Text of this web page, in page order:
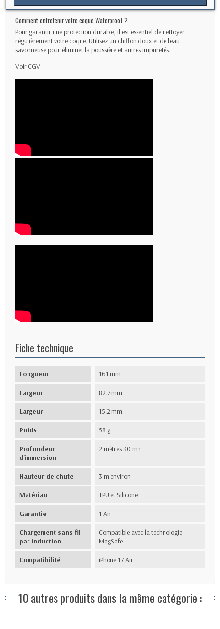
Comment entretenir votre coque Waterproof ?
Pour garantir une protection durable, il est essentiel de nettoyer
régulièrement votre coque. Utilisez un chiffon doux et de l'eau
savonneuse pour éliminer la poussière et autres impuretés.
Voir CGV
Fiche technique
Longueur 161 mm
Largeur 82.7 mm
Largeur 15.2 mm
Poids 58 g
Profondeur
d'immersion
2 mètres 30 mn
Hauteur de chute 3 m environ
Matériau TPU et Silicone
Garantie 1 An
Chargement sans fil
par induction
Compatible avec la technologie
MagSafe
Compatibilité iPhone 17 Air
10 autres produits dans la même catégorie :